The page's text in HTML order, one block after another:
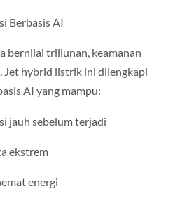
Berbasis AI
bernilai triliunan, keamanan
Jet hybrid listrik ini dilengkapi
AI yang mampu:
jauh sebelum terjadi
ekstrem
energi